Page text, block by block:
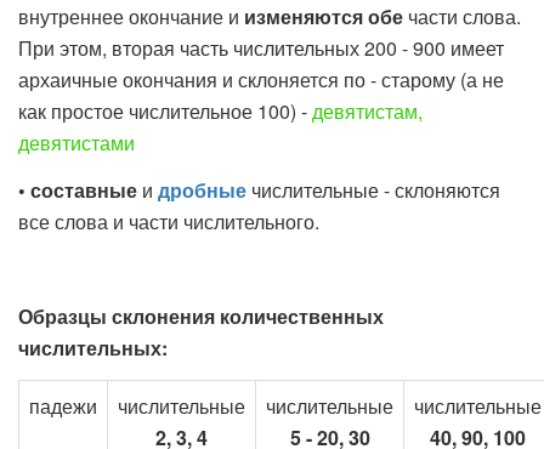
внутреннее окончание и изменяются обе части слова.
При этом, вторая часть числительных 200 - 900 имеет
архаичные окончания и склоняется по - старому (а не
как простое числительное 100) -девятистам,
девятистами
• составные и дробные числительные - склоняются
все слова и части числительного.
Образцы склонения количественных
числительных:
падежи
числительные
2, 3, 4
числительные
5 - 20, 30
числительные
40, 90, 100